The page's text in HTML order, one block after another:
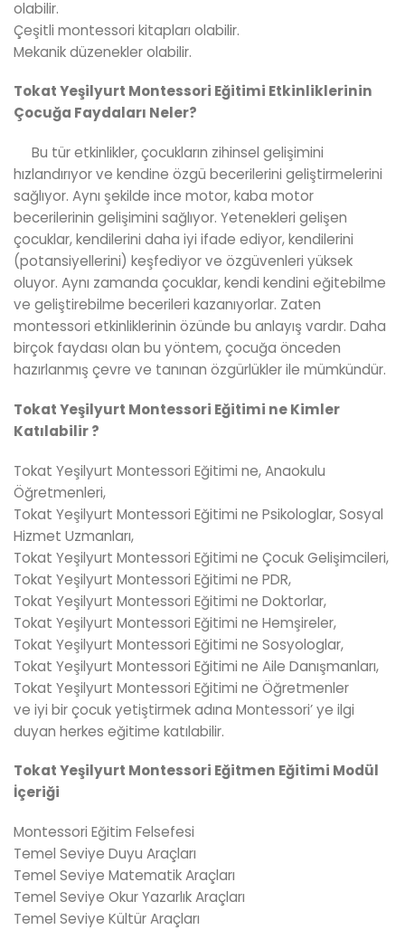
olabilir.
Çeşitli montessori kitapları olabilir.
Mekanik düzenekler olabilir.
Tokat Yeşilyurt Montessori Eğitimi Etkinliklerinin
Çocuğa Faydaları Neler?
Bu tür etkinlikler, çocukların zihinsel gelişimini
hızlandırıyor ve kendine özgü becerilerini geliştirmelerini
sağlıyor. Aynı şekilde ince motor, kaba motor
becerilerinin gelişimini sağlıyor. Yetenekleri gelişen
çocuklar, kendilerini daha iyi ifade ediyor, kendilerini
(potansiyellerini) keşfediyor ve özgüvenleri yüksek
oluyor. Aynı zamanda çocuklar, kendi kendini eğitebilme
ve geliştirebilme becerileri kazanıyorlar. Zaten
montessori etkinliklerinin özünde bu anlayış vardır. Daha
birçok faydası olan bu yöntem, çocuğa önceden
hazırlanmış çevre ve tanınan özgürlükler ile mümkündür.
Tokat Yeşilyurt Montessori Eğitimi ne Kimler
Katılabilir ?
Tokat Yeşilyurt Montessori Eğitimi ne, Anaokulu
Öğretmenleri,
Tokat Yeşilyurt Montessori Eğitimi ne Psikologlar, Sosyal
Hizmet Uzmanları,
Tokat Yeşilyurt Montessori Eğitimi ne Çocuk Gelişimcileri,
Tokat Yeşilyurt Montessori Eğitimi ne PDR,
Tokat Yeşilyurt Montessori Eğitimi ne Doktorlar,
Tokat Yeşilyurt Montessori Eğitimi ne Hemşireler,
Tokat Yeşilyurt Montessori Eğitimi ne Sosyologlar,
Tokat Yeşilyurt Montessori Eğitimi ne Aile Danışmanları,
Tokat Yeşilyurt Montessori Eğitimi ne Öğretmenler
ve iyi bir çocuk yetiştirmek adına Montessori’ ye ilgi
duyan herkes eğitime katılabilir.
Tokat Yeşilyurt Montessori Eğitmen Eğitimi Modül
İçeriği
Montessori Eğitim Felsefesi
Temel Seviye Duyu Araçları
Temel Seviye Matematik Araçları
Temel Seviye Okur Yazarlık Araçları
Temel Seviye Kültür Araçları